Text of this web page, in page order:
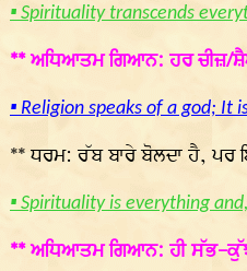
▪ Spirituality transcends
** ਅਧਿਆਤਮ ਗਿਆਨ: ਹਰ ਚੀਜ਼/
▪ Religion speaks of a god; It
** ਧਰਮ: ਰੱਬ ਬਾਰੇ ਬੋਲਦਾ ਹੈ, ਪਰ
▪ Spirituality is everything
** ਅਧਿਆਤਮ ਗਿਆਨ: ਹੀ ਸੱਭ-